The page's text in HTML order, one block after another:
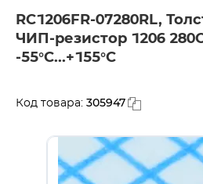
RC1206FR-07280RL,
ЧИП-резистор 1206
-55°С...+155°С
Код товара: 305947